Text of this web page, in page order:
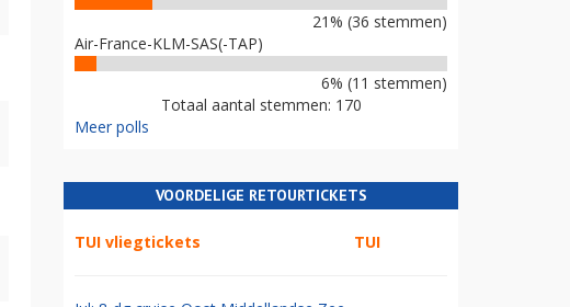
21% (36 stemmen)
Air-France-KLM-SAS(-TAP)
6% (11 stemmen)
Totaal aantal stemmen: 170
Meer polls
VOORDELIGE RETOURTICKETS
TUI vliegtickets TUI